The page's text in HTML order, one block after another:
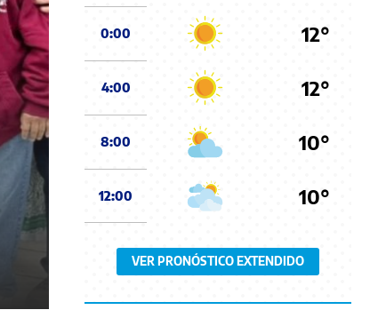
0:00 12°
4:00 12°
8:00 10°
12:00 10°
VER PRONÓSTICO EXTENDIDO